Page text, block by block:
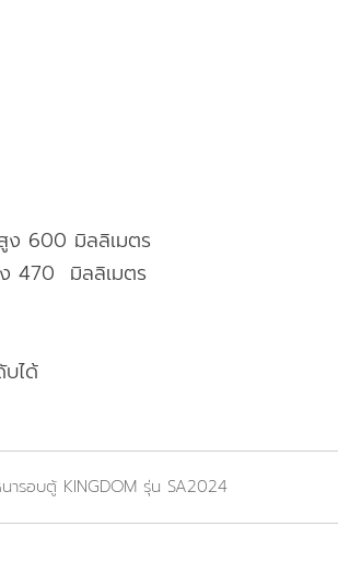
600 มิลลิเมตร
470 มิลลิเมตร
ได้
ารอบตู้ KINGDOM รุ่น SA2024